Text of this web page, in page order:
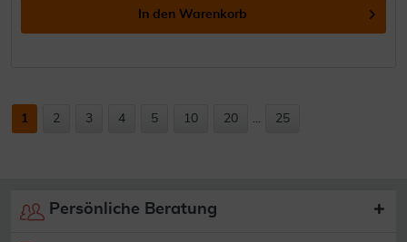
In den Warenkorb
1 2 3 4 5 10 20 ... 25
Persönliche Beratung